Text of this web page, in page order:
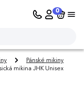
0
Pánské mikiny
mikina JHK Unisex